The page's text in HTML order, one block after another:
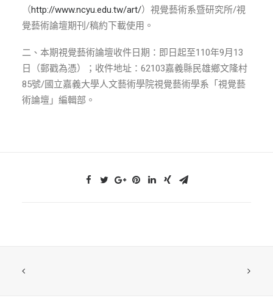
FACEBOOK
ENGLISH
搜尋
（http://www.ncyu.edu.tw/art/）視覺藝術系暨研究所/視
覺藝術論壇期刊/稿約下載使用。
二、本期視覺藝術論壇收件日期：即日起至110年9月13
日（郵戳為憑）；收件地址：62103嘉義縣民雄鄉文隆村
85號/國立嘉義大學人文藝術學院視覺藝術學系「視覺藝
術論壇」編輯部。